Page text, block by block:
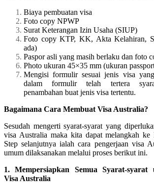
Biaya pembuatan visa
Foto copy NPWP
Surat Keterangan Izin Usaha (SIUP)
Foto copy KTP, KK, Akta Kelahiran,
ada)
Paspor asli yang masih berlaku dan foto
Photo ukuran 45×35 mm (ukuran
Mengisi formulir sesuai jenis visa
dalam formulir telah tertera
penambahan buat jenis visa tertentu.
Bagaimana Cara Membuat Visa Australia?
Sesudah mengerti syarat-syarat yang
visa Australia maka kita dapat melangkah ke
Step selanjutnya ialah cara pengerjaan visa
umum dilaksanakan melalui proses berikut ini.
1. Mempersiapkan Semua Syarat-syarat
Visa Australia